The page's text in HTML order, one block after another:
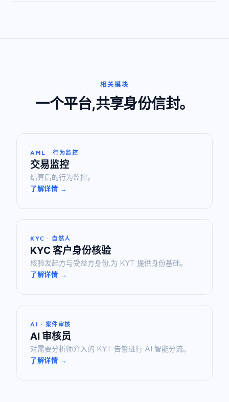
相关模块
一个平台,共享身份信封。
AML · 行为监控
交易监控
结算后的行为监控。
了解详情 →
KYC · 自然人
KYC 客户身份核验
核验发起方与受益方身份,为 KYT 提供身份基础。
了解详情 →
AI · 案件审核
AI 审核员
对需要分析师介入的 KYT 告警进行 AI 智能分流。
了解详情 →